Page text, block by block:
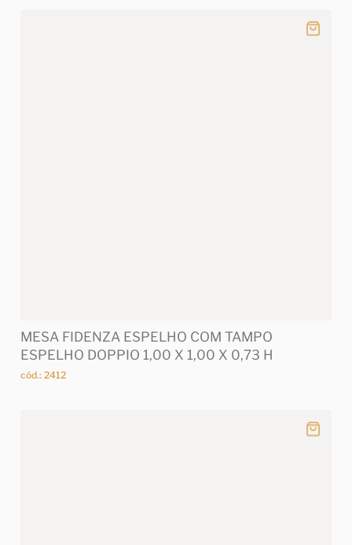
MESA FIDENZA ESPELHO COM TAMPO
ESPELHO DOPPIO 1,00 X 1,00 X 0,73 H
cód.: 2412